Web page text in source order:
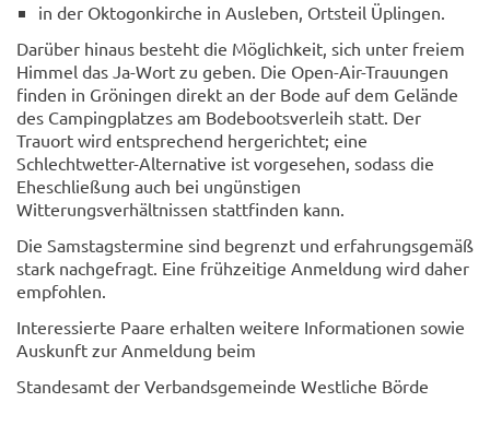
in der Oktogonkirche in Ausleben, Ortsteil Üplingen.
Darüber hinaus besteht die Möglichkeit, sich unter freiem
Himmel das Ja-Wort zu geben. Die Open-Air-Trauungen
finden in Gröningen direkt an der Bode auf dem Gelände
des Campingplatzes am Bodebootsverleih statt. Der
Trauort wird entsprechend hergerichtet; eine
Schlechtwetter-Alternative ist vorgesehen, sodass die
Eheschließung auch bei ungünstigen
Witterungsverhältnissen stattfinden kann.
Die Samstagstermine sind begrenzt und erfahrungsgemäß
stark nachgefragt. Eine frühzeitige Anmeldung wird daher
empfohlen.
Interessierte Paare erhalten weitere Informationen sowie
Auskunft zur Anmeldung beim
Standesamt der Verbandsgemeinde Westliche Börde